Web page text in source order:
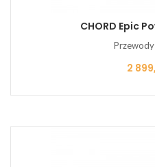
CHORD Epic
Cena
2